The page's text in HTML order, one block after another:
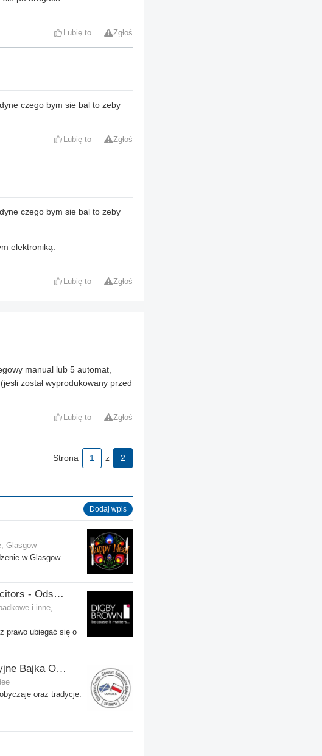
Lubię to Zgłoś
czego bym sie bal to zeby
Lubię to Zgłoś
czego bym sie bal to zeby
elektroniką.
Lubię to Zgłoś
manual lub 5 automat,
został wyprodukowany przed
Lubię to Zgłoś
Strona 1 z 2
Dodaj wpis
Glasgow
w Glasgow.
Digby Brown Solicitors - Odszkodowania w Szkocji
i inne,
prawo ubiegać się o
Centrum Edukacyjne Bajka Oddział w Dundee
oraz tradycje.